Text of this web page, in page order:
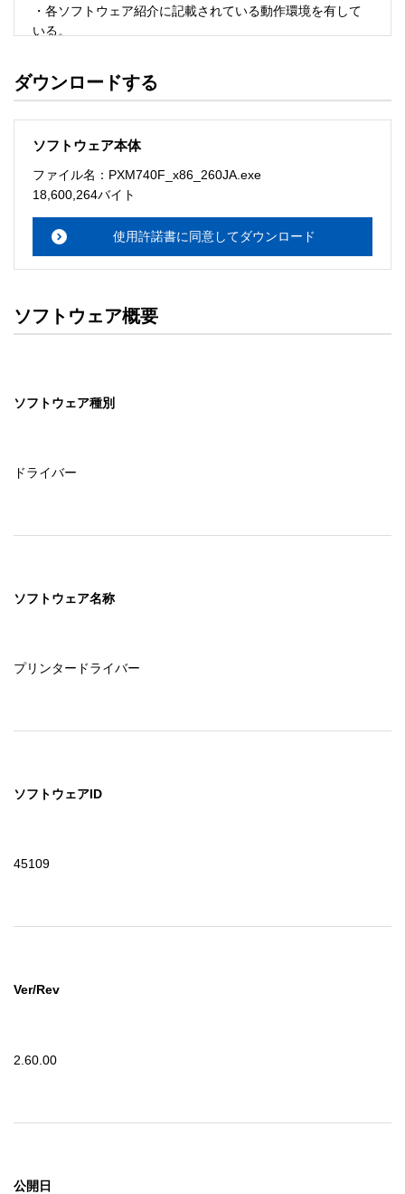
・各ソフトウェア紹介に記載されている動作環境を有して
いる。
・ソフトウェアを改変、またはリバースエンジニアリング
ソフトウェアのサポート
・本サーバでは、ユーザーサポートは行いません。搭載ソ
メーションセンターまでお願い
ルをお読み下さい。
ソフトウェアの保証範囲
・ソフトウェアのダウンロード・導入はお客様の責任にお
セイコーエプソン株式会社に帰属します。
ダウンロードする
ソフトウェア本体
ファイル名：PXM740F_x86_260JA.exe
18,600,264バイト
使用許諾書に同意してダウンロード
ソフトウェア概要
ソフトウェア種別
ドライバー
ソフトウェア名称
プリンタードライバー
ソフトウェアID
45109
Ver/Rev
2.60.00
公開日